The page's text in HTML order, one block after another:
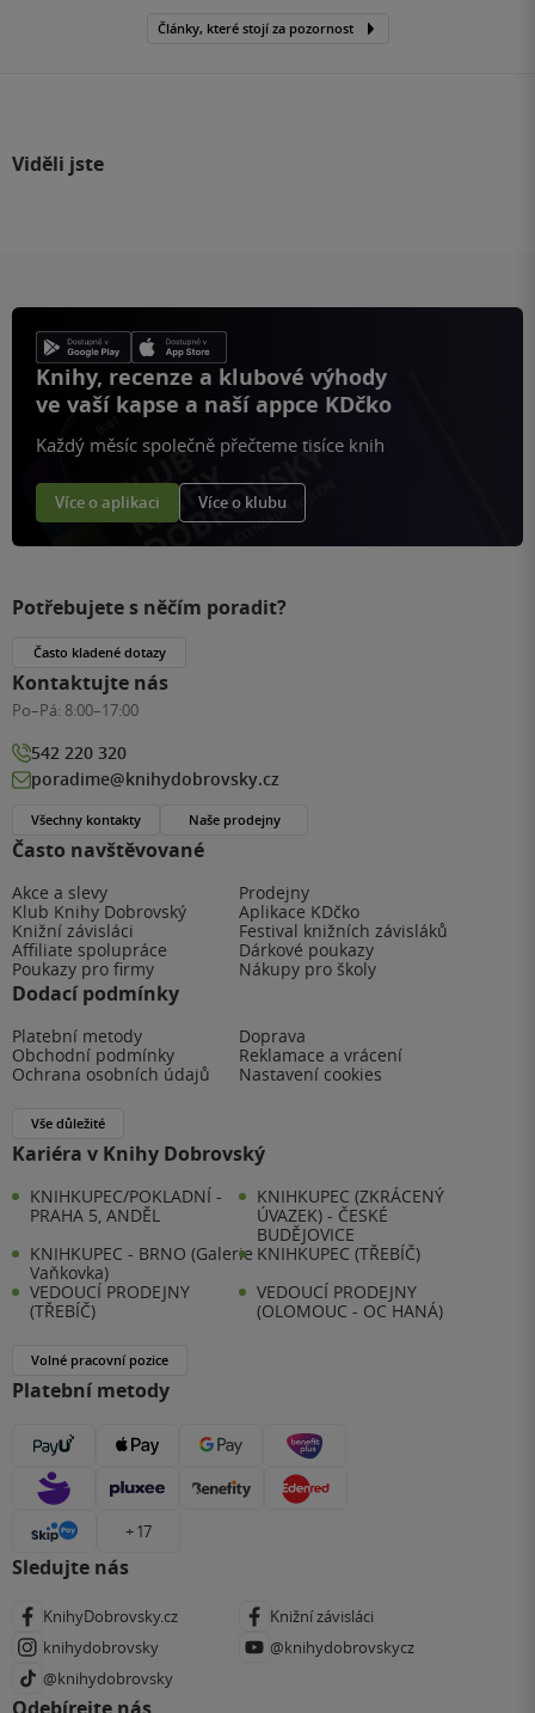
Články, které stojí za pozornost
Viděli jste
Knihy, recenze a klubové výhody
ve vaší kapse a naší appce KDčko
Každý měsíc společně přečteme tisíce knih
Více o aplikaci Více o klubu
Často navštěvované
Akce a slevy
Prodejny
Klub Knihy Dobrovský
Aplikace KDčko
Knižní závisláci
Festival knižních závisláků
Affiliate spolupráce
Dárkové poukazy
Poukazy pro firmy
Nákupy pro školy
Dodací podmínky
Platební metody
Doprava
Obchodní podmínky
Reklamace a vrácení
Ochrana osobních údajů
Nastavení cookies
Vše důležité
Kariéra v Knihy Dobrovský
KNIHKUPEC/POKLADNÍ -
PRAHA 5, ANDĚL
KNIHKUPEC (ZKRÁCENÝ
ÚVAZEK) - ČESKÉ
BUDĚJOVICE
KNIHKUPEC - BRNO (Galerie
Vaňkovka)
KNIHKUPEC (TŘEBÍČ)
VEDOUCÍ PRODEJNY
(TŘEBÍČ)
VEDOUCÍ PRODEJNY
(OLOMOUC - OC HANÁ)
Volné pracovní pozice
Platební metody
+ 17
Sledujte nás
KnihyDobrovsky.cz
Knižní závisláci
knihydobrovsky
@knihydobrovskycz
@knihydobrovsky
Potřebujete s něčím poradit?
Často kladené dotazy
Kontaktujte nás
Po–Pá: 8:00–17:00
542 220 320
poradime@knihydobrovsky.cz
Všechny kontakty Naše prodejny